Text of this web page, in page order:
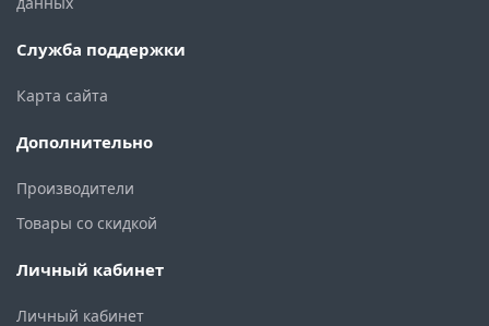
Служба поддержки
Карта сайта
Дополнительно
Производители
Товары со скидкой
Личный кабинет
Личный кабинет